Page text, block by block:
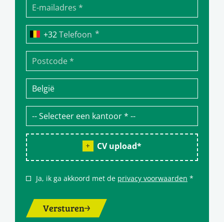
Telefoon *
CV upload*
Ja, ik ga akkoord met de privacy voorwaarden *
Versturen